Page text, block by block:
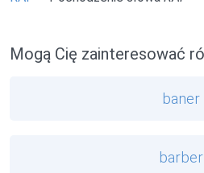
Mogą Cię zainteresować
baner
barber